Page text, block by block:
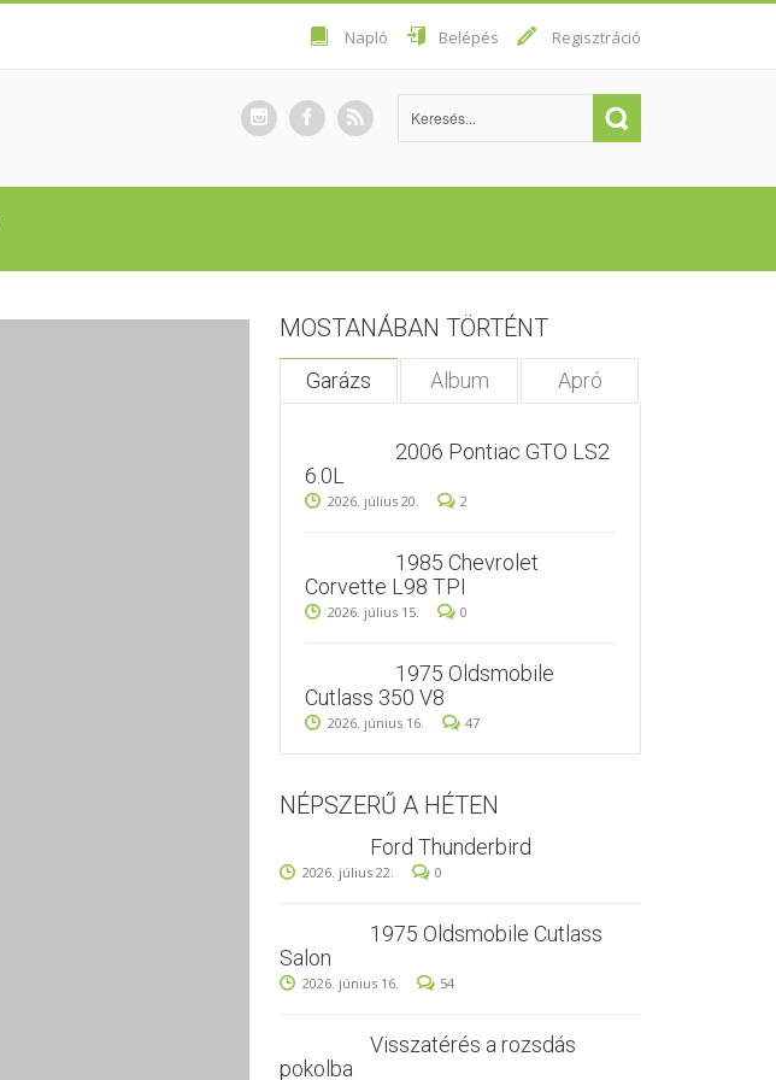
Napló Belépés Regisztráció
MOSTANÁBAN TÖRTÉNT
Garázs Album Apró
2006 Pontiac GTO LS2
6.0L
2026. július 20. 2
1985 Chevrolet
Corvette L98 TPI
2026. július 15. 0
1975 Oldsmobile
Cutlass 350 V8
2026. június 16. 47
NÉPSZERŰ A HÉTEN
Ford Thunderbird
2026. július 22. 0
1975 Oldsmobile Cutlass
Salon
2026. június 16. 54
Visszatérés a rozsdás
pokolba